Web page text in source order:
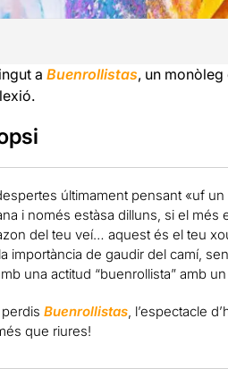
a Buenrollistas, un
últimament pensant «uf
i només estàsa dilluns, si el
del teu veí… aquest és el teu
importància de gaudir del camí,
una actitud “buenrollista” amb
Buenrollistas, l’espectacle
que riures!